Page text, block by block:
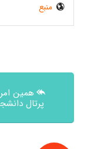
منبع
همین
پرتال